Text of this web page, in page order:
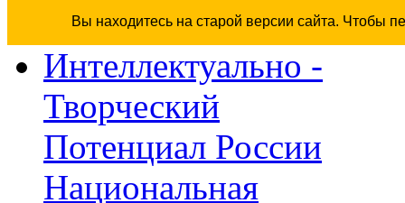
Вы находитесь на старой версии сайта. Чтобы
Интеллектуально -
Творческий
Потенциал России
Национальная